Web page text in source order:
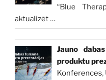
“Blue
aktualizēt…
Jauno
produktu
Konferences,